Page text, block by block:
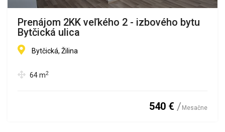
Prenájom 2KK veľkého 2 - izbového bytu
Bytčická ulica
Bytčická, Žilina
64m2
540 € Mesačne